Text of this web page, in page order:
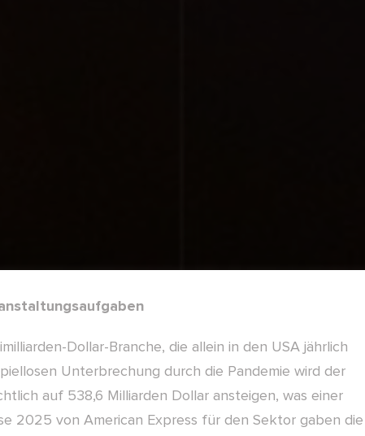
Dollar-Branche, die allein in den USA jährlich
Unterbrechung durch die Pandemie wird der
auf 538,6 Milliarden Dollar ansteigen, was einer
2025 von American Express für den Sektor gaben die